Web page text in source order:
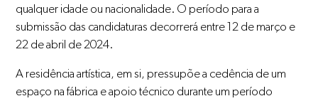
qualquer idade ou nacionalidade. O período para a
submissão das candidaturas decorrerá entre 12 de março e
22 de abril de 2024.
A residência artística, em si, pressupõe a cedência de um
espaço na fábrica e apoio técnico durante um período